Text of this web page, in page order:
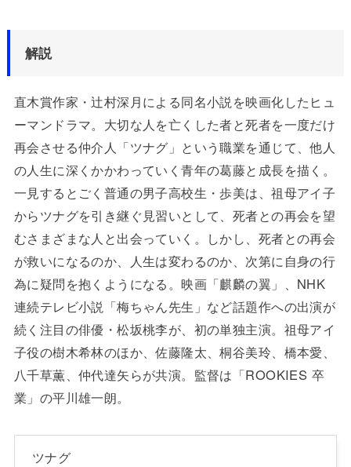
解説
直木賞作家・辻村深月による同名小説を映画化したヒュ
ーマンドラマ。大切な人を亡くした者と死者を一度だけ
再会させる仲介人「ツナグ」という職業を通じて、他人
の人生に深くかかわっていく青年の葛藤と成長を描く。
一見するとごく普通の男子高校生・歩美は、祖母アイ子
からツナグを引き継ぐ見習いとして、死者との再会を望
むさまざまな人と出会っていく。しかし、死者との再会
が救いになるのか、人生は変わるのか、次第に自身の行
為に疑問を抱くようになる。映画「麒麟の翼」、NHK
連続テレビ小説「梅ちゃん先生」など話題作への出演が
続く注目の俳優・松坂桃李が、初の単独主演。祖母アイ
子役の樹木希林のほか、佐藤隆太、桐谷美玲、橋本愛、
八千草薫、仲代達矢らが共演。監督は「ROOKIES 卒
業」の平川雄一朗。
ツナグ